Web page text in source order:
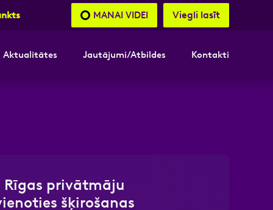
MANAI VIDEI Viegli lasīt
Aktualitātes Jautājumi/Atbildes Kontakti
Rīgas privātmāju
šķirošanas